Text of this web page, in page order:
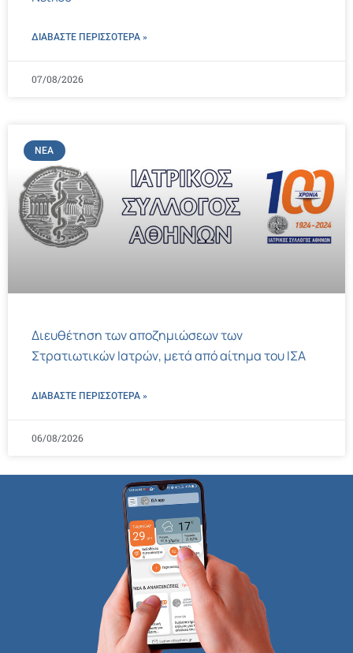
ΔΙΑΒΑΣΤΕ ΠΕΡΙΣΣΌΤΕΡΑ »
07/08/2026
ΝΈΑ
Διευθέτηση των αποζημιώσεων των
Στρατιωτικών Ιατρών, μετά από αίτημα του ΙΣΑ
ΔΙΑΒΑΣΤΕ ΠΕΡΙΣΣΌΤΕΡΑ »
06/08/2026